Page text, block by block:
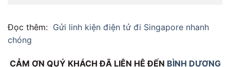
Đọc thêm: Gửi linh kiện điện tử đi Singapore nhanh
chóng
CẢM ƠN QUÝ KHÁCH ĐÃ LIÊN HỆ ĐẾN BÌNH DƯƠNG